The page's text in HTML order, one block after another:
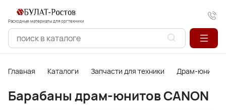
Расходные материалы для оргтехники
Главная Каталоги Запчасти для техники Драм-юниты,
Барабаны драм-юнитов CANON